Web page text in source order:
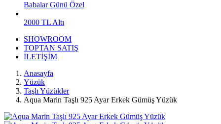
Babalar Günü Özel
2000 TL Altı
SHOWROOM
TOPTAN SATIŞ
İLETİŞİM
Anasayfa
Yüzük
Taşlı Yüzükler
Aqua Marin Taşlı 925 Ayar Erkek Gümüş Yüzük